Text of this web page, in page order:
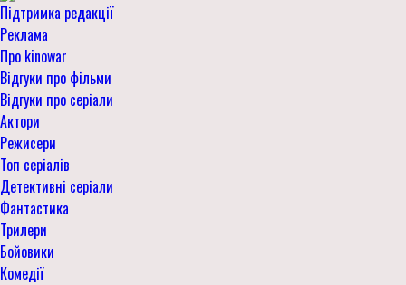
Підтримка редакції
Реклама
Про kinowar
Відгуки про фільми
Відгуки про серіали
Актори
Режисери
Топ серіалів
Детективні серіали
Фантастика
Трилери
Бойовики
Комедії